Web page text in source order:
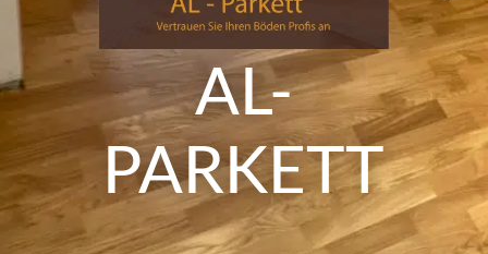
AL-
PARKETT